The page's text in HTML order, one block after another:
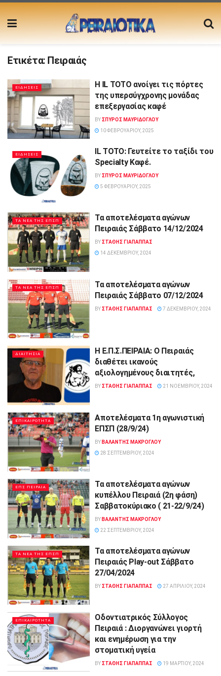
Ετικέτα: Πειραιάς
ΕΙΔΗΣΕΙΣ
Η IL TOTO ανοίγει τις πόρτες
της υπερσύγχρονης μονάδας
επεξεργασίας καφέ
BY ΣΠΥΡΟΣ ΜΑΥΡΙΔΟΓΛΟΥ
10 ΦΕΒΡΟΥΑΡΊΟΥ, 2025
ΕΙΔΗΣΕΙΣ
IL TOTO: Γευτείτε το ταξίδι του
Specialty Καφέ.
BY ΣΠΥΡΟΣ ΜΑΥΡΙΔΟΓΛΟΥ
5 ΦΕΒΡΟΥΑΡΊΟΥ, 2025
ΤΑ ΝΕΑ ΤΗΣ ΕΠΣΠ
Τα αποτελέσματα αγώνων
Πειραιάς Σάββατο 14/12/2024
BY ΣΤΑΘΗΣ ΓΊΑΠΑΠΠΑΣ
14 ΔΕΚΕΜΒΡΊΟΥ, 2024
ΤΑ ΝΕΑ ΤΗΣ ΕΠΣΠ
Τα αποτελέσματα αγώνων
Πειραιάς Σάββατο 07/12/2024
BY ΣΤΑΘΗΣ ΓΊΑΠΑΠΠΑΣ 7 ΔΕΚΕΜΒΡΊΟΥ, 2024
ΔΙΑΙΤΗΣΙΑ
Η Ε.Π.Σ.ΠΕΙΡΑΙΑ: O Πειραιάς
διαθέτει ικανούς
αξιολογημένους διαιτητές,
BY ΣΤΑΘΗΣ ΓΊΑΠΑΠΠΑΣ 21 ΝΟΕΜΒΡΊΟΥ, 2024
ΕΠΙΚΑΙΡΟΤΗΤΑ
Αποτελέσματα 1η αγωνιστική
ΕΠΣΠ (28/9/24)
BY ΒΑΛΑΝΤΗΣ ΜΑΚΡΟΓΛΟΥ
28 ΣΕΠΤΕΜΒΡΊΟΥ, 2024
ΕΠΣ ΠΕΙΡΑΙΑ
Τα αποτελέσματα αγώνων
κυπέλλου Πειραιά (2η φάση)
Σαββατοκύριακο ( 21-22/9/24)
BY ΒΑΛΑΝΤΗΣ ΜΑΚΡΟΓΛΟΥ
22 ΣΕΠΤΕΜΒΡΊΟΥ, 2024
ΤΑ ΝΕΑ ΤΗΣ ΕΠΣΠ
Τα αποτελέσματα αγώνων
Πειραιάς Play-out Σάββατο
27/04/2024
BY ΣΤΑΘΗΣ ΓΊΑΠΑΠΠΑΣ 27 ΑΠΡΙΛΊΟΥ, 2024
ΕΠΙΚΑΙΡΟΤΗΤΑ
Οδοντιατρικός Σύλλογος
Πειραιά : Διοργανώνει γιορτή
και ενημέρωση για την
στοματική υγεία
BY ΣΤΑΘΗΣ ΓΊΑΠΑΠΠΑΣ 19 ΜΑΡΤΊΟΥ, 2024